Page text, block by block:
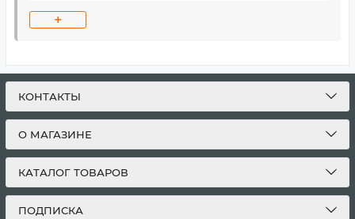
В ассортименте нашего интернет-магазина: клей
пол, гидроизоляция, ремонтные смеси, клей для
теплоизоляции, монтажный клей, жидкие гвозди,
пена-клей, монтажная пена, герметики, силиконы
Церезит изготавливает фугу для затирки швов,
краски для внутренних и внешних работ,
влагопоглотители и даже средства для уборки.
+
КОНТАКТЫ
О МАГАЗИНЕ
КАТАЛОГ ТОВАРОВ
ПОДПИСКА